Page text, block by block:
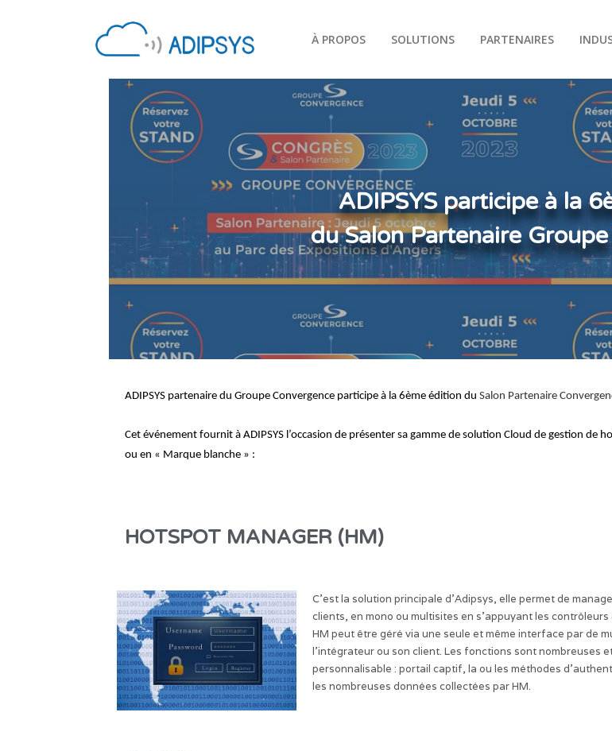
À PROPOS SOLUTIONS PARTENAIRES
ADIPSYS participe à la
du Salon Partenaire
ADIPSYS partenaire du Groupe Convergence participe à la 6ème édition du Salon Partenaire
Cet événement fournit à ADIPSYS l’occasion de présenter sa gamme de solution Cloud de gestion de
ou en « Marque blanche » :
HOTSPOT MANAGER (HM)
C’est la solution principale d’Adipsys, elle permet de
clients, en mono ou multisites en s’appuyant les
HM peut être géré via une seule et même interface par de
l’intégrateur ou son client. Les fonctions sont nombreuses
personnalisable : portail captif, la ou les méthodes
les nombreuses données collectées par HM.